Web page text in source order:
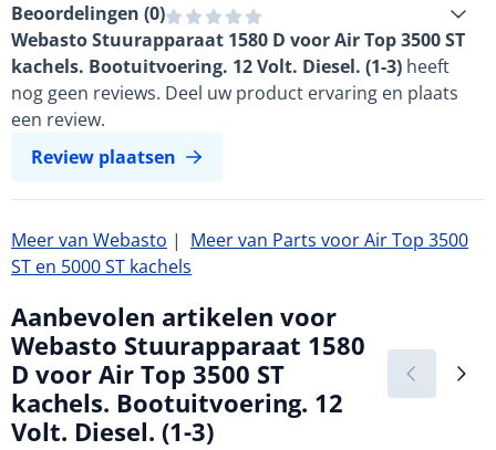
Beoordelingen (0)
Webasto Stuurapparaat 1580 D voor Air Top 3500 ST
kachels. Bootuitvoering. 12 Volt. Diesel. (1-3) heeft
nog geen reviews. Deel uw product ervaring en plaats
een review.
Review plaatsen
Meer van Webasto | Meer van Parts voor Air Top 3500
ST en 5000 ST kachels
Aanbevolen artikelen voor
Webasto Stuurapparaat 1580
D voor Air Top 3500 ST
kachels. Bootuitvoering. 12
Volt. Diesel. (1-3)